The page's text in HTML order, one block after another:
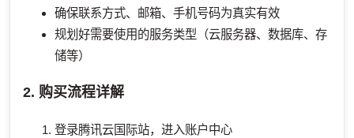
确保联系方式、邮箱、手机号码为真实有效
规划好需要使用的服务类型（云服务器、数据库、存
储等）
2. 购买流程详解
登录腾讯云国际站，进入账户中心